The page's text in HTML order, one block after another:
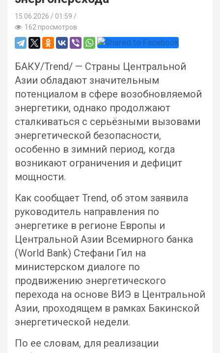
15.06.2026
01:59 /
162 просмотров
БАКУ/Trend/ — Cтраны Центральной
Азии обладают значительным
потенциалом в сфере возобновляемой
энергетики, однако продолжают
сталкиваться с серьёзными вызовами
энергетической безопасности,
особенно в зимний период, когда
возникают ограничения и дефицит
мощности.
Как сообщает Trend, об этом заявила
руководитель направления по
энергетике в регионе Европы и
Центральной Азии Всемирного банка
(World Bank) Стефани Гил на
министерском диалоге по
продвижению энергетического
перехода на основе ВИЭ в Центральной
Азии, проходящем в рамках Бакинской
энергетической недели.
По ее словам, для реализации